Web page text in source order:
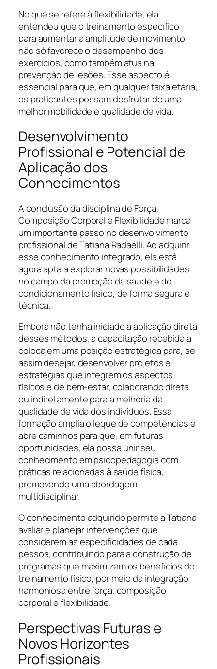
No que se refere à flexibilidade, ela
entendeu que o treinamento específico
para aumentar a amplitude de movimento
não só favorece o desempenho dos
exercícios, como também atua na
prevenção de lesões. Esse aspecto é
essencial para que, em qualquer faixa etária,
os praticantes possam desfrutar de uma
melhor mobilidade e qualidade de vida.
Desenvolvimento
Profissional e Potencial de
Aplicação dos
Conhecimentos
A conclusão da disciplina de Força,
Composição Corporal e Flexibilidade marca
um importante passo no desenvolvimento
profissional de Tatiana Radaelli. Ao adquirir
esse conhecimento integrado, ela está
agora apta a explorar novas possibilidades
no campo da promoção da saúde e do
condicionamento físico, de forma segura e
técnica.
Embora não tenha iniciado a aplicação direta
desses métodos, a capacitação recebida a
coloca em uma posição estratégica para, se
assim desejar, desenvolver projetos e
estratégias que integrem os aspectos
físicos e de bem-estar, colaborando direta
ou indiretamente para a melhoria da
qualidade de vida dos indivíduos. Essa
formação amplia o leque de competências e
abre caminhos para que, em futuras
oportunidades, ela possa unir seu
conhecimento em psicopedagogia com
práticas relacionadas à saúde física,
promovendo uma abordagem
multidisciplinar.
O conhecimento adquirido permite a Tatiana
avaliar e planejar intervenções que
considerem as especificidades de cada
pessoa, contribuindo para a construção de
programas que maximizem os benefícios do
treinamento físico, por meio da integração
harmoniosa entre força, composição
corporal e flexibilidade.
Perspectivas Futuras e
Novos Horizontes
Profissionais